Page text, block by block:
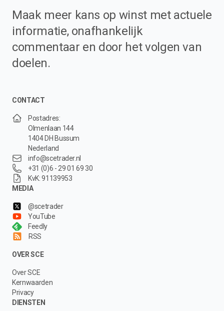
Maak meer kans op winst met actuele
informatie, onafhankelijk
commentaar en door het volgen van
doelen.
CONTACT
Postadres:
Olmenlaan 144
1404 DH Bussum
Nederland
info@scetrader.nl
+31 (0)6 - 29 01 69 30
KvK: 91139953
MEDIA
@scetrader
YouTube
Feedly
RSS
OVER SCE
Over SCE
Kernwaarden
Privacy
DIENSTEN